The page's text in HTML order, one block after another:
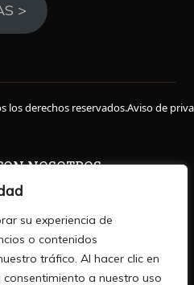
su experiencia de
o contenidos
tráfico. Al hacer clic en
a nuestro uso
>
los derechos reservados.Aviso de
NOSOTROS
YouTube
TikTok
X